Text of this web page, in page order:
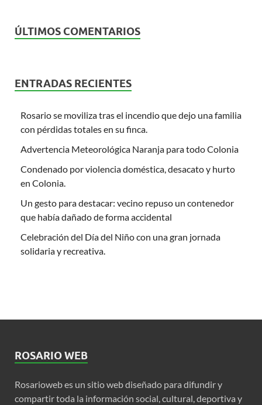
ÚLTIMOS COMENTARIOS
ENTRADAS RECIENTES
Rosario se moviliza tras el incendio que dejo una familia
con pérdidas totales en su finca.
Advertencia Meteorológica Naranja para todo Colonia
Condenado por violencia doméstica, desacato y hurto
en Colonia.
Un gesto para destacar: vecino repuso un contenedor
que había dañado de forma accidental
Celebración del Día del Niño con una gran jornada
solidaria y recreativa.
ROSARIO WEB
Rosarioweb es un sitio web diseñado para difundir y
compartir toda la información social, cultural, deportiva y